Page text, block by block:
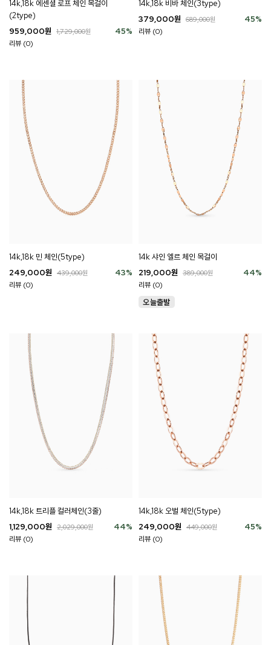
14k,18k 에센셜 로프 체인 목걸이
(2type)
45%
959,000원 1,729,000원
리뷰 (0)
14k,18k 비바 체인(3type)
45%
379,000원 689,000원
리뷰 (0)
14k,18k 민 체인(5type)
43%
249,000원 439,000원
리뷰 (0)
14k 샤인 엘르 체인 목걸이
44%
219,000원 389,000원
리뷰 (0)
14k,18k 트리플 컬러체인(3줄)
44%
1,129,000원 2,029,000원
리뷰 (0)
14k,18k 오벌 체인(5type)
45%
249,000원 449,000원
리뷰 (0)